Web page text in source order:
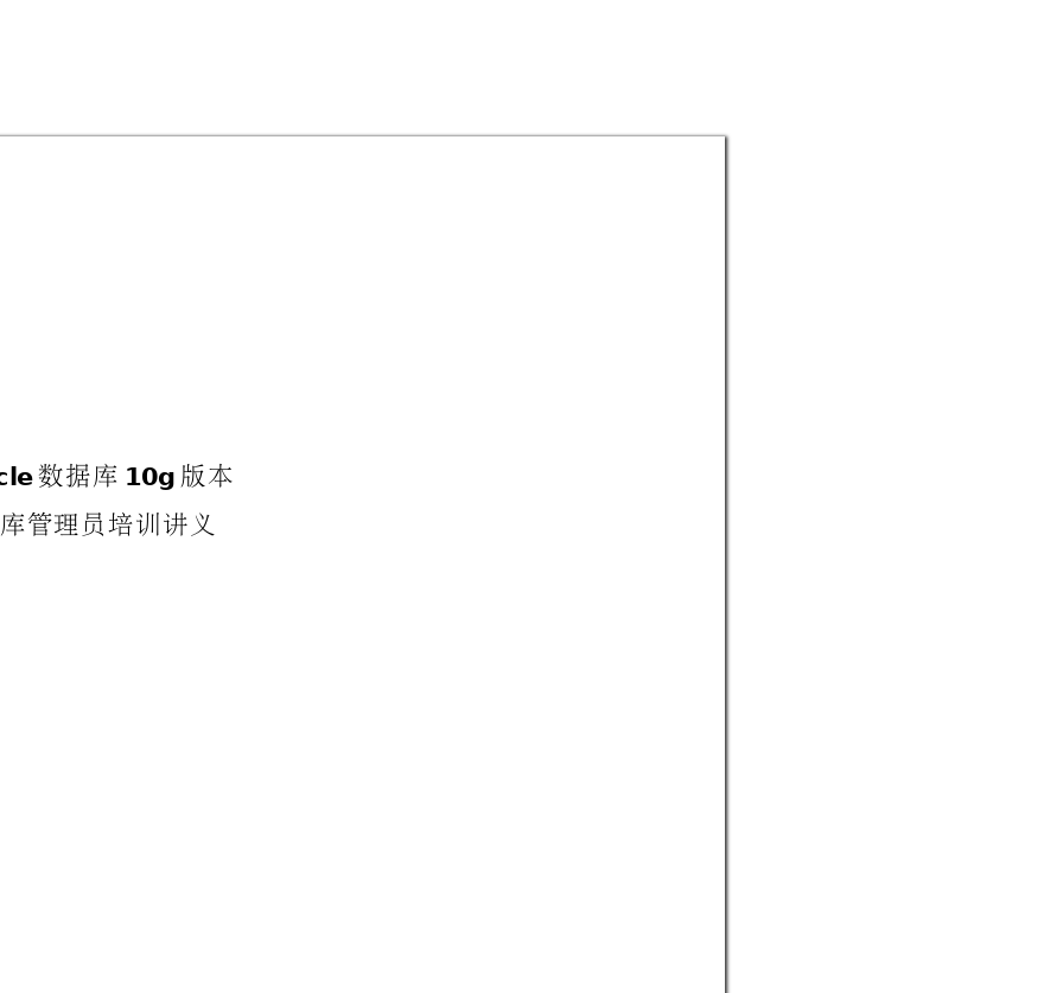
e 数据库 10g 版本
库管理 员 培训 讲 义